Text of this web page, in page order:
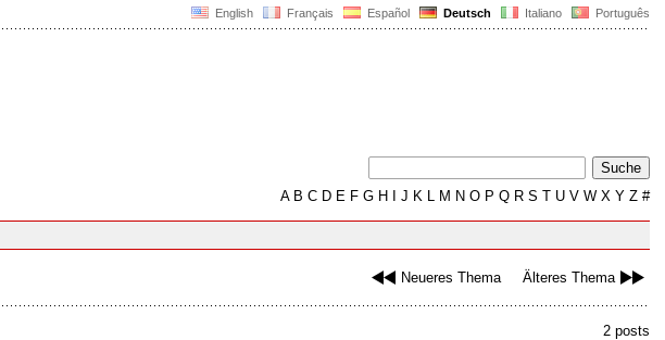
English Français Español Deutsch Italiano Português
AB C D E F G H J K L M N O P Q R S T U V W X Y Z #
Neueres Thema Älteres Thema
2 posts